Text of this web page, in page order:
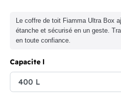
Le coffre de toit Fiamma Ultra Box
étanche et sécurisé en un geste.
en toute confiance.
Capacite l